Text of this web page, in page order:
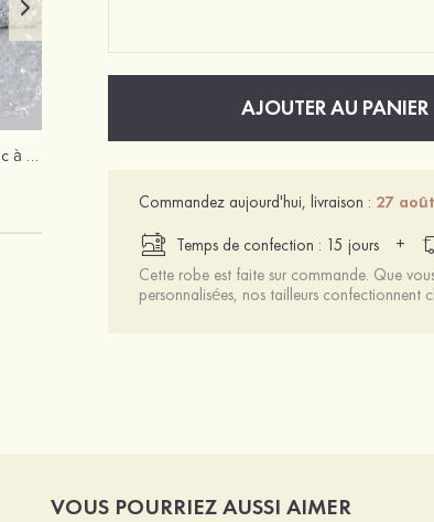
Eye-catching paillette sac à main boutonnière
63 €
AJOUTER AU PANIER
Commandez aujourd'hui, livraison : 27
Temps de confection : 15 jours
+
Cette robe est faite sur commande. Que
personnalisées, nos tailleurs confectionnent
VOUS POURRIEZ AUSSI AIMER